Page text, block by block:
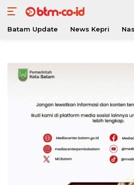
konten
Batam Update News Kepri